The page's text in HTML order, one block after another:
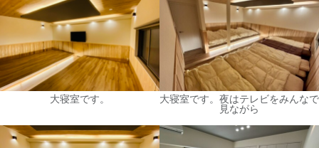
大寝室です。 大寝室です。夜はテレビをみんなで
見ながら